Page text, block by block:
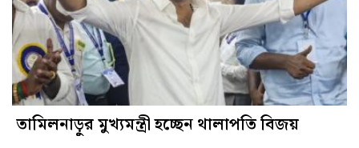
তামিলনাড়ুর মুখ্যমন্ত্রী হচ্ছেন থালাপতি বিজয়